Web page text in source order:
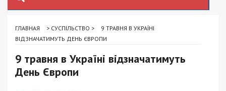
ГЛАВНАЯ > СУСПІЛЬСТВО >
9 ТРАВНЯ В УКРАЇНІ
ВІДЗНАЧАТИМУТЬ ДЕНЬ ЄВРОПИ
9 травня в Україні відзначатимуть
День Європи